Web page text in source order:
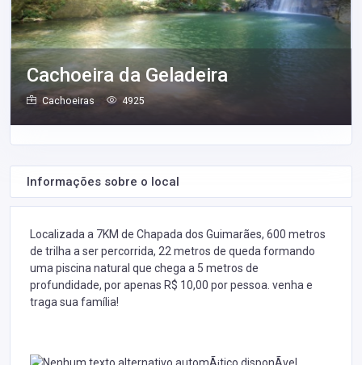
Cachoeira da Geladeira
Cachoeiras 4925
Informações sobre o local
Localizada a 7KM de Chapada dos Guimarães, 600 metros
de trilha a ser percorrida, 22 metros de queda formando
uma piscina natural que chega a 5 metros de
profundidade, por apenas R$ 10,00 por pessoa. venha e
traga sua família!